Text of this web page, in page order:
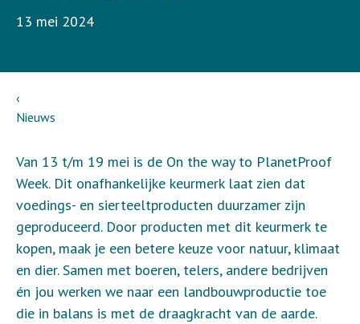
13 mei 2024
Nieuws
Van 13 t/m 19 mei is de On the way to PlanetProof
Week. Dit onafhankelijke keurmerk laat zien dat
voedings- en sierteeltproducten duurzamer zijn
geproduceerd. Door producten met dit keurmerk te
kopen, maak je een betere keuze voor natuur, klimaat
en dier. Samen met boeren, telers, andere bedrijven
én jou werken we naar een landbouwproductie toe
die in balans is met de draagkracht van de aarde.